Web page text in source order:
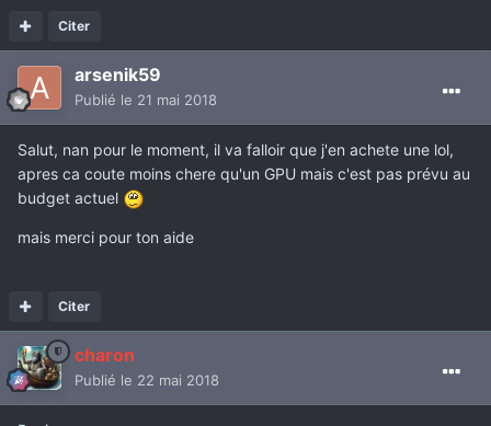
Citer
arsenik59
Publié le 21 mai 2018
Salut, nan pour le moment, il va falloir que j'en achete une lol,
apres ca coute moins chere qu'un GPU mais c'est pas prévu au
budget actuel
mais merci pour ton aide
Citer
charon
Publié le 22 mai 2018